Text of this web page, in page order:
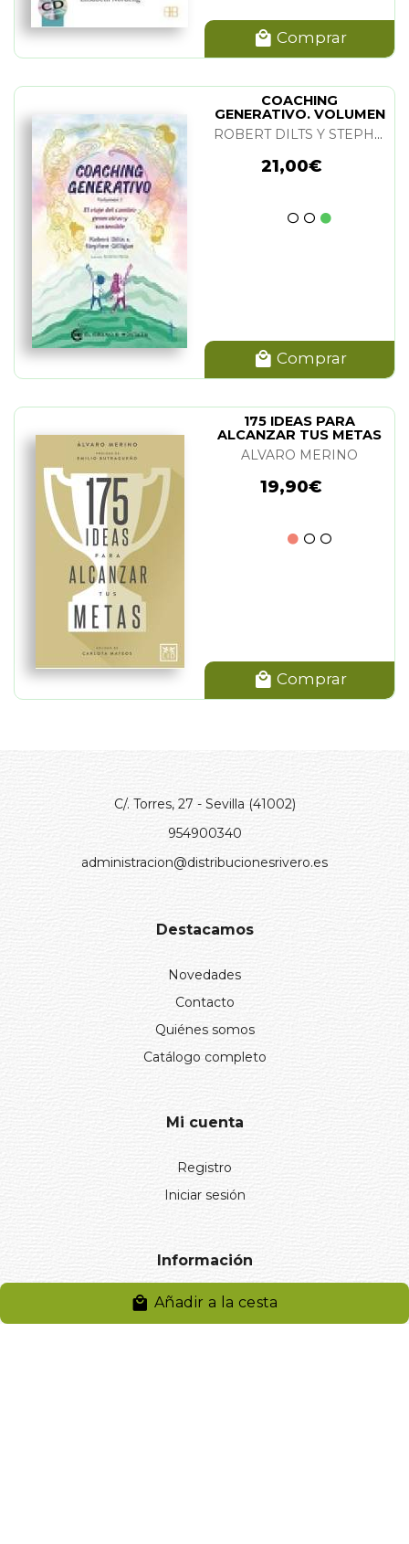
Añadir a la cesta
Comprar
COACHING
GENERATIVO. VOLUMEN
I
ROBERT DILTS Y STEPHEN GILLIGAN
21,00€
Comprar
175 IDEAS PARA
ALCANZAR TUS METAS
ALVARO MERINO
19,90€
Comprar
C/. Torres, 27 - Sevilla (41002)
954900340
administracion@distribucionesrivero.es
Destacamos
Novedades
Contacto
Quiénes somos
Catálogo completo
Mi cuenta
Registro
Iniciar sesión
Información
Aviso legal